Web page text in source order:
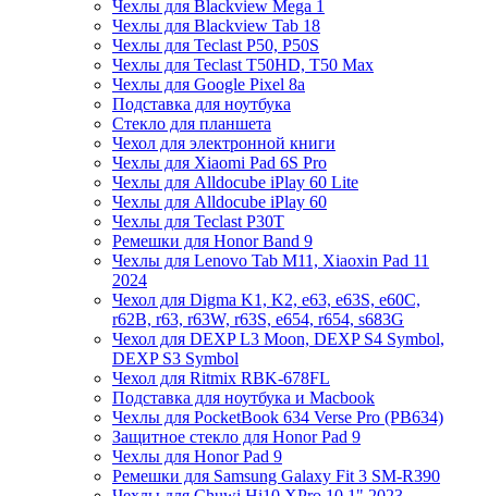
Чехлы для Blackview Mega 1
Чехлы для Blackview Tab 18
Чехлы для Teclast P50, P50S
Чехлы для Teclast T50HD, T50 Max
Чехлы для Google Pixel 8a
Подставка для ноутбука
Стекло для планшета
Чехол для электронной книги
Чехлы для Xiaomi Pad 6S Pro
Чехлы для Alldocube iPlay 60 Lite
Чехлы для Alldocube iPlay 60
Чехлы для Teclast P30T
Ремешки для Honor Band 9
Чехлы для Lenovo Tab M11, Xiaoxin Pad 11
2024
Чехол для Digma K1, K2, e63, e63S, e60C,
r62B, r63, r63W, r63S, e654, r654, s683G
Чехол для DEXP L3 Moon, DEXP S4 Symbol,
DEXP S3 Symbol
Чехол для Ritmix RBK-678FL
Подставка для ноутбука и Macbook
Чехлы для PocketBook 634 Verse Pro (PB634)
Защитное стекло для Honor Pad 9
Чехлы для Honor Pad 9
Ремешки для Samsung Galaxy Fit 3 SM-R390